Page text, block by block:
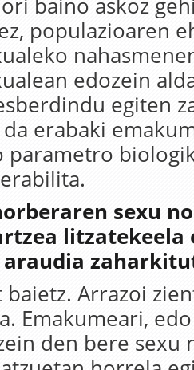
baino askoz
populazioaren
edozein
egiten
erabaki
parametro
sexu
litzatekeela
araudia
baietz. Arrazoi
Emakumeari,
den bere sexu